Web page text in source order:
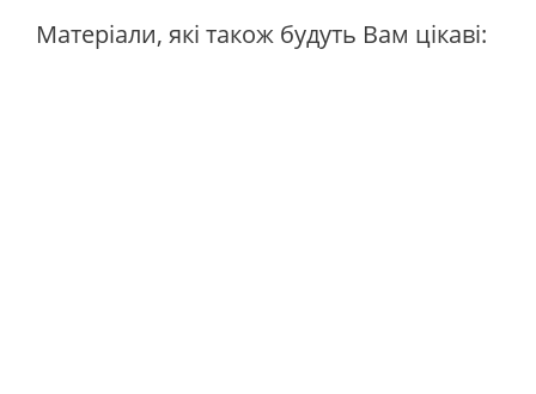
Матеріали, які також будуть Вам цікаві: